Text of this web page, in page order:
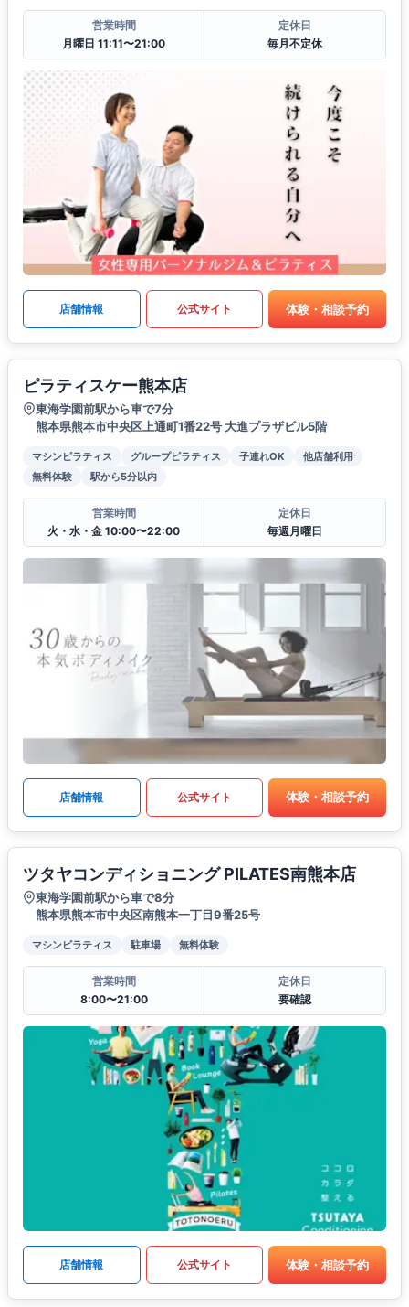
営業時間
月曜日 11:11〜21:00
定休日
毎月不定休
店舗情報 公式サイト 体験・相談予約
ピラティスケー熊本店
東海学園前駅から車で7分
熊本県熊本市中央区上通町1番22号 大進プラザビル5階
マシンピラティス グループピラティス 子連れOK
他店舗利用
無料体験
駅から5分以内
営業時間
火・水・金 10:00〜22:00
定休日
毎週月曜日
店舗情報 公式サイト 体験・相談予約
ツタヤコンディショニング PILATES南熊本店
東海学園前駅から車で8分
熊本県熊本市中央区南熊本一丁目9番25号
マシンピラティス 駐車場 無料体験
営業時間
8:00〜21:00
定休日
要確認
店舗情報 公式サイト 体験・相談予約